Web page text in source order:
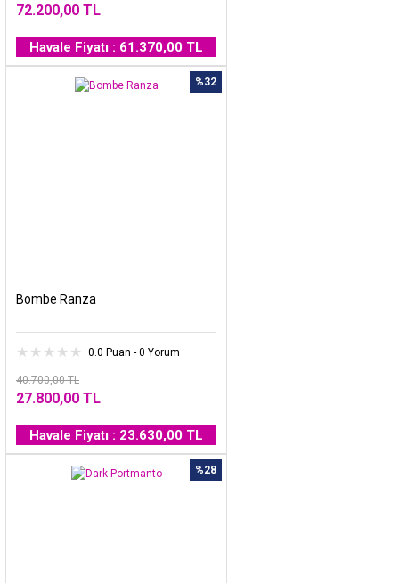
72.200,00 TL
Havale Fiyatı : 61.370,00 TL
%32
Bombe Ranza
0.0 Puan - 0 Yorum
40.700,00 TL
27.800,00 TL
Havale Fiyatı : 23.630,00 TL
%28